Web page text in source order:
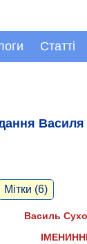
Статті
Мітки (6)
Василь